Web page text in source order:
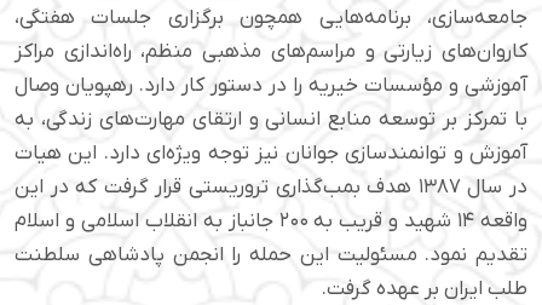
جامعه‌سازی، برنامه‌هایی همچون برگزاری جلسات هفتگی،
کاروان‌های زیارتی و مراسم‌های مذهبی منظم، راه‌اندازی مراکز
آموزشی و مؤسسات خیریه را در دستور کار دارد. رهپویان وصال
با تمرکز بر توسعه منابع انسانی و ارتقای مهارت‌های زندگی، به
آموزش و توانمندسازی جوانان نیز توجه ویژه‌ای دارد. این هیات
در سال ۱۳۸۷ هدف بمب‌گذاری تروریستی قرار گرفت که در این
واقعه ۱۴ شهید و قریب به ۲۰۰ جانباز به انقلاب اسلامی و اسلام
تقدیم نمود. مسئولیت این حمله را انجمن پادشاهی سلطنت
طلب ایران بر عهده گرفت.